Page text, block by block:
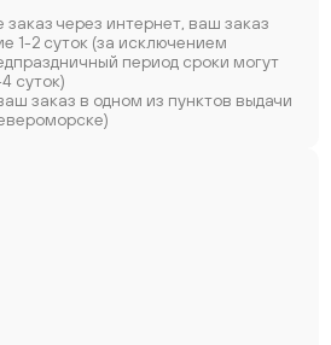
через интернет, ваш заказ
1-2 суток (за исключением
период сроки могут
суток)
заказ в одном из пунктов выдачи